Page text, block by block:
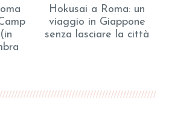
Hokusai a Roma: un
viaggio in Giappone
senza lasciare la città